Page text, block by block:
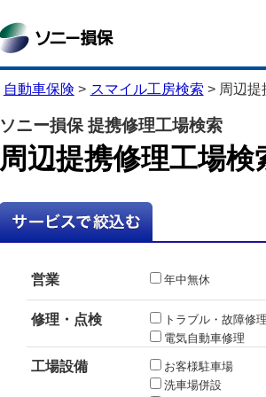
自動車保険 > スマイル工房検索 > 周辺提
ソニー損保 提携修理工場検索
周辺提携修理工場検
営業 年中無休
修理・点検 トラブル・故障修理
電気自動車修理
工場設備 お客様駐車場
洗車場併設